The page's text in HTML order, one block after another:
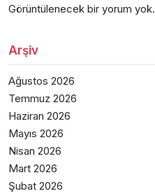
Görüntülenecek bir yorum yok.
Arşiv
Ağustos 2026
Temmuz 2026
Haziran 2026
Mayıs 2026
Nisan 2026
Mart 2026
Şubat 2026